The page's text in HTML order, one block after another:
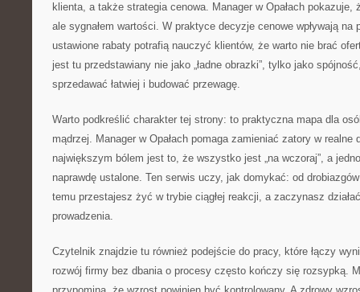
klienta, a także strategia cenowa. Manager w Opałach
ale sygnałem wartości. W praktyce decyzje cenowe wpływają na
ustawione rabaty potrafią nauczyć klientów, że warto nie brać
jest tu przedstawiany nie jako „ładne obrazki”, tylko jako
sprzedawać łatwiej i budować przewagę.
Warto podkreślić charakter tej strony: to praktyczna mapa dla
mądrzej. Manager w Opałach pomaga zamieniać zatory w realne
największym bólem jest to, że wszystko jest „na wczoraj”, a
naprawdę ustalone. Ten serwis uczy, jak domykać: od
temu przestajesz żyć w trybie ciągłej reakcji, a zaczynasz
prowadzenia.
Czytelnik znajdzie tu również podejście do pracy, które łączy
rozwój firmy bez dbania o procesy często kończy się rozsypką.